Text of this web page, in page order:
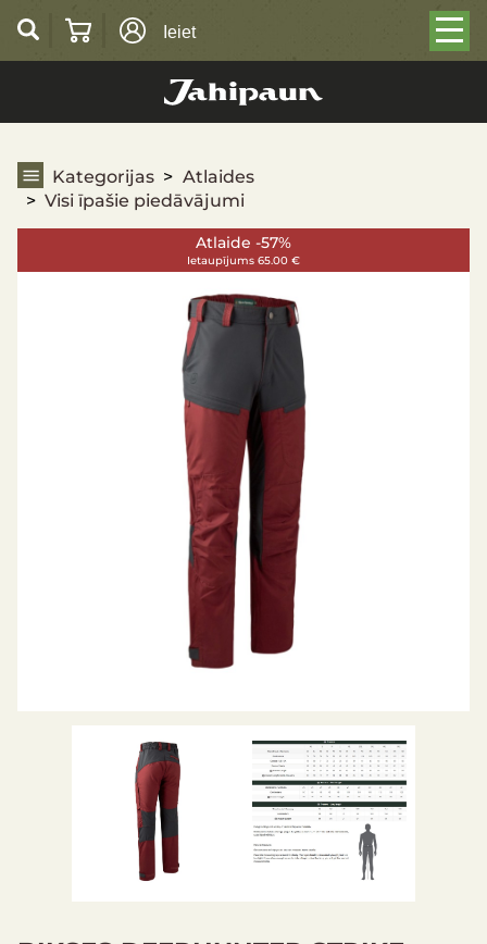
Ieiet
Kategorijas
Atlaides
Visi īpašie piedāvājumi
Atlaide -57%
Ietaupījums 65.00 €